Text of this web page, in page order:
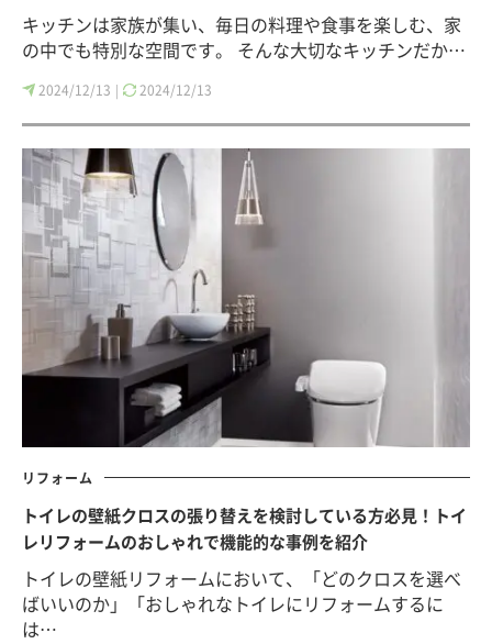
キッチンは家族が集い、毎日の料理や食事を楽しむ、家
の中でも特別な空間です。 そんな大切なキッチンだか…
2024/12/13 | 2024/12/13
リフォーム
トイレの壁紙クロスの張り替えを検討している方必見！トイ
レリフォームのおしゃれで機能的な事例を紹介
トイレの壁紙リフォームにおいて、「どのクロスを選べ
ばいいのか」「おしゃれなトイレにリフォームするに
は…